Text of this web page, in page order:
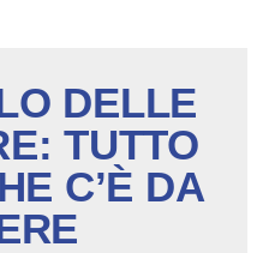
DELLE
TUTTO
C’È DA